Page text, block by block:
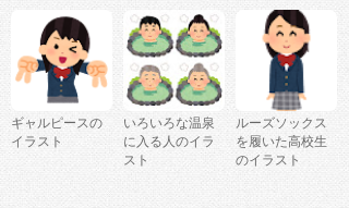
ギャルピースの
イラスト
いろいろな温泉
に入る人のイラ
スト
ルーズソックス
を履いた高校生
のイラスト